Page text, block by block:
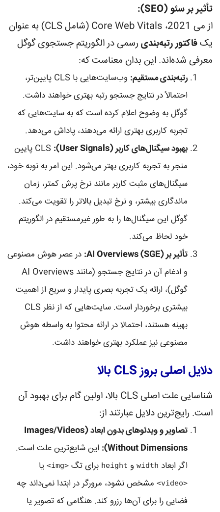
تأثیر بر سئو (SEO):
از می 2021، Core Web Vitals (شامل CLS) به عنوان
یکفاکتور رتبه‌بندی رسمی در الگوریتم جستجوی گوگل
معرفی شده‌اند. این بدان معناست که:
رتبه‌بندی مستقیم:
وب‌سایت‌هایی با CLS پایین‌تر،
احتمالاً در نتایج جستجو رتبه بهتری خواهند داشت.
گوگل به وضوح اعلام کرده است که به سایت‌هایی که
تجربه کاربری بهتری ارائه می‌دهند، پاداش می‌دهد.
بهبود سیگنال‌های کاربر (User Signals):
CLS پایین
منجر به تجربه کاربری بهتر می‌شود. این امر به نوبه خود،
سیگنال‌های مثبت کاربر مانند نرخ پرش کمتر، زمان
ماندگاری بیشتر، و نرخ تبدیل بالاتر را تقویت می‌کند.
گوگل این سیگنال‌ها را به طور غیرمستقیم در الگوریتم
خود لحاظ می‌کند.
تأثیر بر AI Overviews (SGE):
در عصر هوش مصنوعی
و ادغام آن در نتایج جستجو (مانند AI Overviews
گوگل)، ارائه یک تجربه بصری پایدار و سریع از اهمیت
بیشتری برخوردار است. سایت‌هایی که از نظر CLS
بهینه هستند، احتمالا در ارائه محتوا به واسطه هوش
مصنوعی نیز عملکرد بهتری خواهند داشت.
دلایل اصلی بروز CLS بالا
شناسایی علت اصلی CLS بالا، اولین گام برای بهبود آن
است. رایج‌ترین دلایل عبارتند از:
تصاویر و ویدئوهای بدون ابعاد (Images/Videos
Without Dimensions):
این شایع‌ترین علت است.
اگر ابعاد width و height برای تگ <img> یا
<video>
مشخص نشود، مرورگر در ابتدا نمی‌داند چه
فضایی را برای آن‌ها رزرو کند. هنگامی که تصویر یا